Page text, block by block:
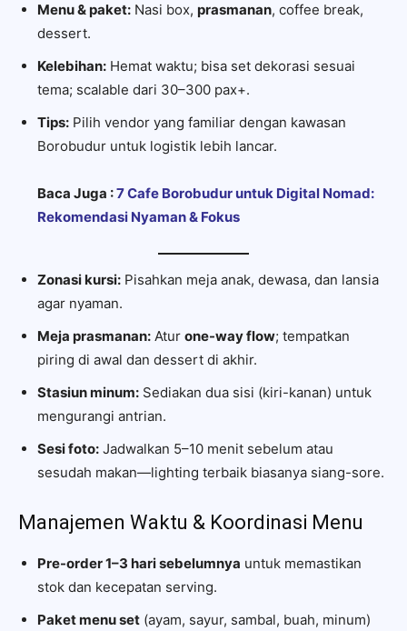
Menu & paket: Nasi box, prasmanan, coffee break,
dessert.
Kelebihan: Hemat waktu; bisa set dekorasi sesuai
tema; scalable dari 30–300 pax+.
Tips: Pilih vendor yang familiar dengan kawasan
Borobudur untuk logistik lebih lancar.
Baca Juga :7 Cafe Borobudur untuk Digital Nomad:
Rekomendasi Nyaman & Fokus
Zonasi kursi: Pisahkan meja anak, dewasa, dan lansia
agar nyaman.
Meja prasmanan: Atur one-way flow; tempatkan
piring di awal dan dessert di akhir.
Stasiun minum: Sediakan dua sisi (kiri-kanan) untuk
mengurangi antrian.
Sesi foto: Jadwalkan 5–10 menit sebelum atau
sesudah makan—lighting terbaik biasanya siang-sore.
Manajemen Waktu & Koordinasi Menu
Pre-order 1–3 hari sebelumnya untuk memastikan
stok dan kecepatan serving.
Paket menu set (ayam, sayur, sambal, buah, minum)